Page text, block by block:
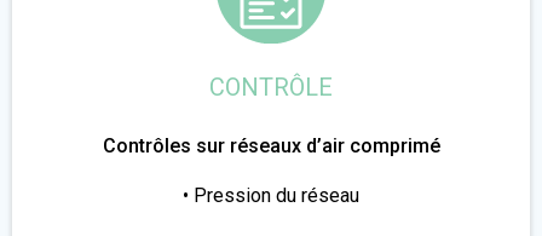
CONTRÔLE
Contrôles sur réseaux d’air comprimé
• Pression du réseau